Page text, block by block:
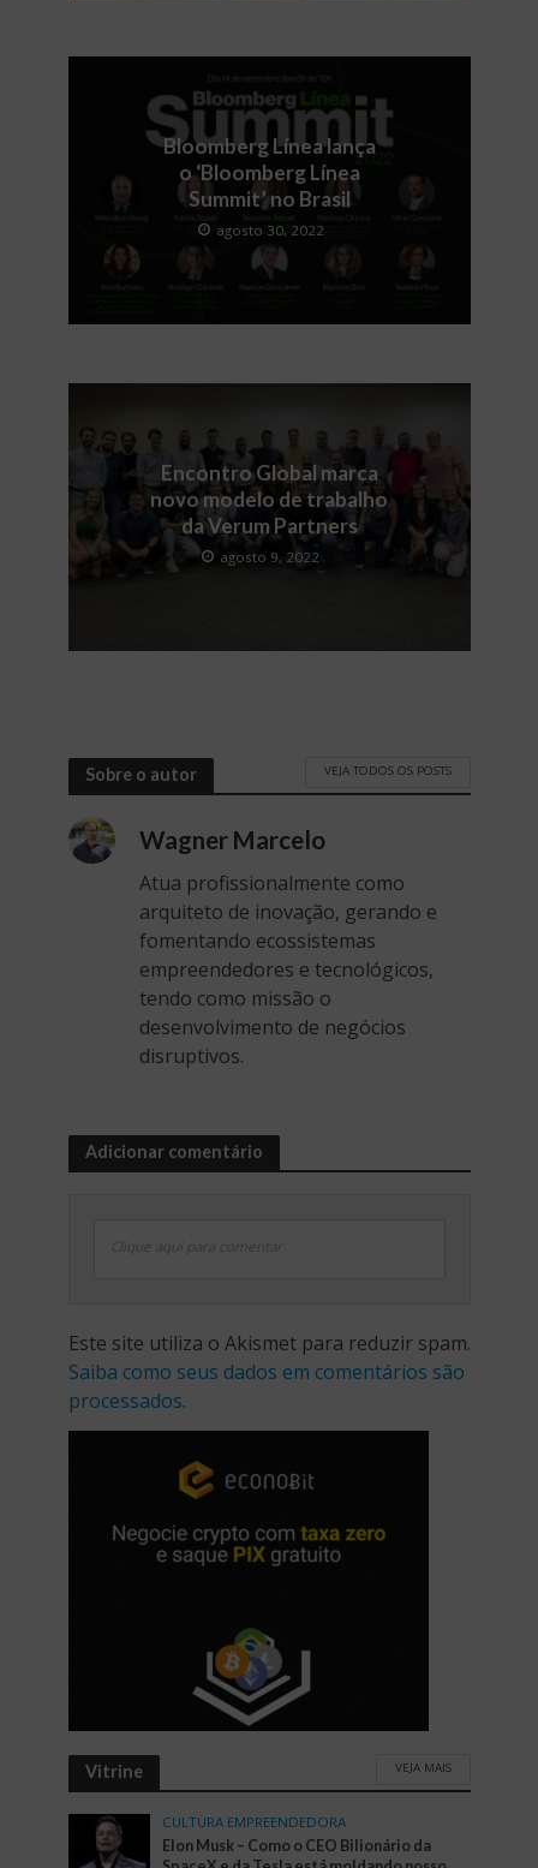
Bloomberg Línea lança
o ‘Bloomberg Línea
Summit’ no Brasil
agosto 30, 2022
Encontro Global marca
novo modelo de trabalho
da Verum Partners
agosto 9, 2022
Sobre o autor VEJA TODOS OS POSTS
Wagner Marcelo
Atua profissionalmente como
arquiteto de inovação, gerando e
fomentando ecossistemas
empreendedores e tecnológicos,
tendo como missão o
desenvolvimento de negócios
disruptivos.
Adicionar comentário
Clique aqui para comentar
Este site utiliza o Akismet para reduzir spam.
Saiba como seus dados em comentários são
processados.
Vitrine VEJA MAIS
CULTURA EMPREENDEDORA
Elon Musk – Como o CEO Bilionário da